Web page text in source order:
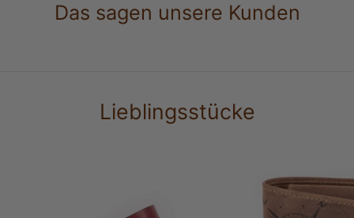
Das sagen unsere Kunden
Lieblingsstücke